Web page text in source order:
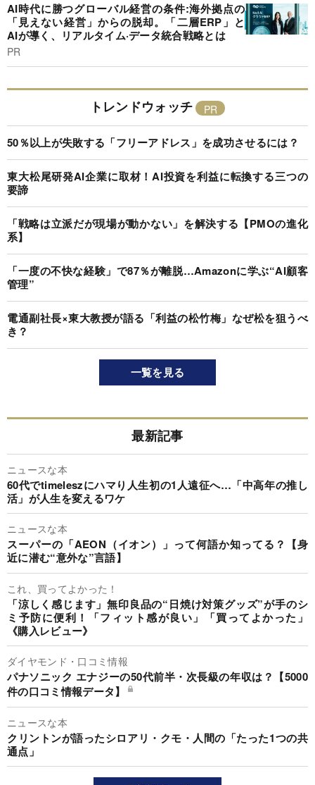
AI時代に勝つグローバル経営の条件:海外拠点の
「見えない経営」からの脱却。「二層ERP」と
AIが導く、リアルタイム·データ統合戦略とは
PR
トレンドウォッチ
50％以上が失敗する「フリーアドレス」を成功させるには？
東大松尾研発AI企業に取材！AI投資を利益に転換する三つの
要諦
「戦略は立派だが現場が動かない」を解決する【PMOの進化
系】
「一度の不快な経験」で87％が離脱…Amazonに学ぶ“AI顧客
管理”
電通副社長×東大教授が語る「利益の松竹梅」なぜ松を狙うべ
き？
一覧を見る
最新記事
ニュースな本
60代でtimeleszにハマり人生初の1人遠征へ…「中高年の推し
活」が人生を変えるワケ
ニュースな本
スーパーの「AEON（イオン）」って何語か知ってる？【身
近に潜む“意外な”言語】
これ、買ってよかった！
「涼しく感じます」無印良品の“日焼け対策グッズ”が手のシ
ミ予防に便利！「フィット感が良い」「買ってよかった」
《購入レビュー》
ダイヤモンド・口コミ情報
パナソニック エナジーの50代前半・次長級の年収は？【5000
件の口コミ情報データ】
ニュースな本
クリントンが語ったシロアリ・クモ・人間の「たった1つの共
通点」